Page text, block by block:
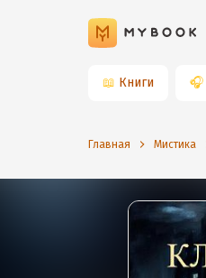
📖 Книги 🎧
Главная Мистика